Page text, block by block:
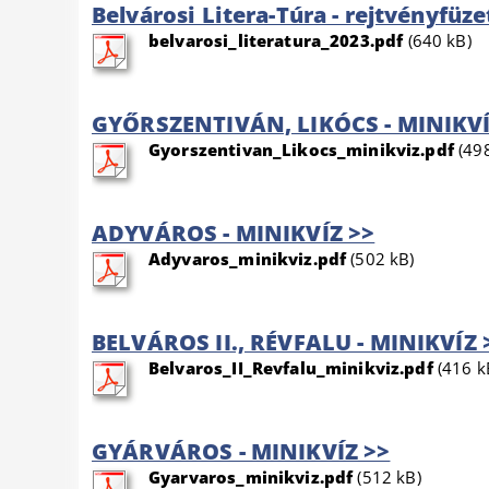
Belvárosi Litera-Túra -
belvarosi_literatura_2023.pdf(640 kB)
GYŐRSZENTIVÁN, LIKÓCS -
Gyorszentivan_Likocs_minikviz.pdf
ADYVÁROS - MINIKVÍZ >>
Adyvaros_minikviz.pdf(502 kB)
BELVÁROS II., RÉVFALU - MINIKVÍZ
Belvaros_II_Revfalu_minikviz.pdf(416
GYÁRVÁROS - MINIKVÍZ >>
Gyarvaros_minikviz.pdf(512 kB)